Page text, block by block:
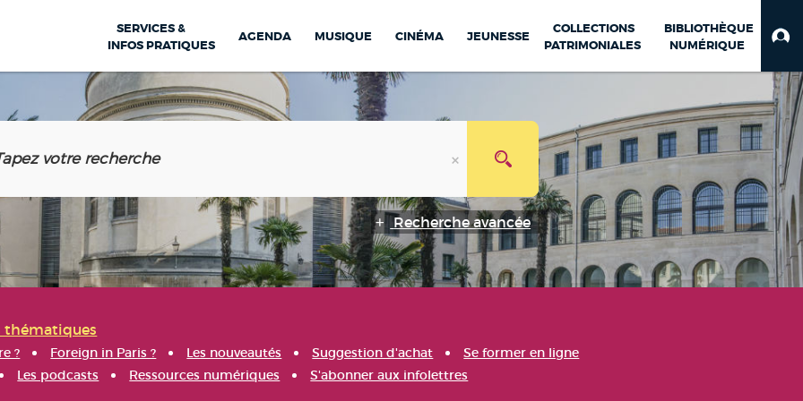
SERVICES &
INFOS PRATIQUES
AGENDA MUSIQUE CINÉMA JEUNESSE
COLLECTIONS
PATRIMONIALES
BIBLIOTHÈQUE
NUMÉRIQUE
Recherche avancée
thématiques
? Foreign in Paris ? Les nouveautés Suggestion d'achat
Se former en ligne
Les podcasts Ressources numériques S'abonner aux infolettres